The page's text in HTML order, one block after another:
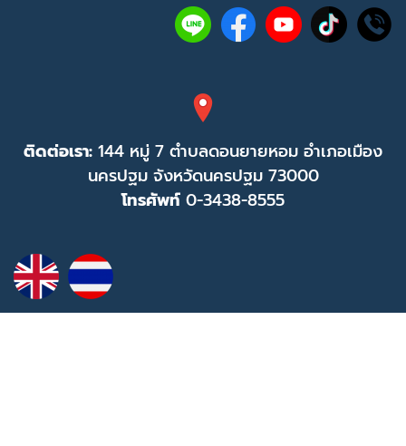
ติดต่อเรา: 144 หมู่ 7 ตำบลดอนยายหอม อำเภอเมือง
นครปฐม จังหวัดนครปฐม 73000
โทรศัพท์ 0-3438-8555